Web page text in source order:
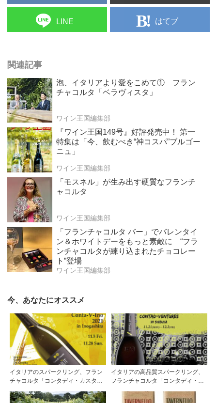
LINE はてブ
関連記事
泡、イタリアより愛をこめて① フラン
チャコルタ「ベラヴィスタ」
ワイン王国編集部
『ワイン王国149号』好評発売中！ 第一
特集は「今、飲むべき“神コスパ”ブルゴー
ニュ」
ワイン王国編集部
「モスネル」が生み出す硬質なフランチ
ャコルタ
ワイン王国編集部
「フランチャコルタ バー」でバレンタイ
ン＆ホワイトデーをもっと素敵に “フラ
ンチャコルタが練り込まれたチョコレー
ト”登場
ワイン王国編集部
今、あなたにオススメ
イタリアのスパークリング、フラン
チャコルタ「コンタディ・カスタル
Ino（コンタヴィーノ）』開催！
イタリアの高品質スパークリング、
フランチャコルタ「コンタディ・カ
Ventures（コンタドベンチャー）』